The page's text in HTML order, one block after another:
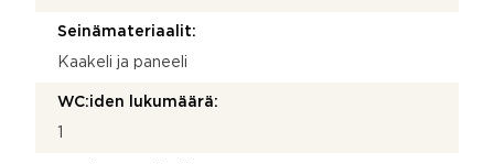
Seinämateriaalit:
Kaakeli ja paneeli
WC:iden lukumäärä: